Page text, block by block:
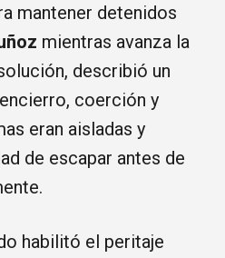
mantener detenidos
mientras avanza la
describió un
coerción y
eran aisladas y
de escapar antes de
habilitó el peritaje